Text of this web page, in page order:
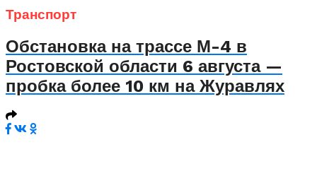
Транспорт
Обстановка на трассе М-4 в
Ростовской области 6 августа —
пробка более 10 км на Журавлях